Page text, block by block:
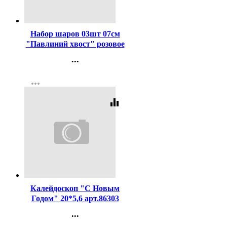
Набор шаров 03шт 07см
"Павлиний хвост" розовое
...
Регистрация
more_horiz
equalizer
Калейдоскоп "С Новым
Годом" 20*5,6 арт.86303
...